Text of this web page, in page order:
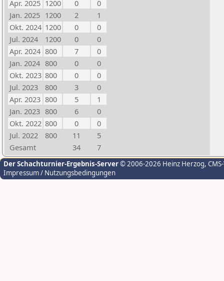
Apr. 2025 1200 0
0
Jan. 2025 1200 2
1
Okt. 2024 1200 0
0
Jul. 2024
1200 0
0
Apr. 2024 800 7
0
Jan. 2024 800 0
0
Okt. 2023 800 0
0
Jul. 2023
800 3
0
Apr. 2023 800 5
1
Jan. 2023 800 6
0
Okt. 2022 800 0
0
Jul. 2022
800 11
5
Gesamt
34 7
Der Schachturnier-Ergebnis-Server© 2006-2026 Heinz Herzog,
Impressum / Nutzungsbedingungen